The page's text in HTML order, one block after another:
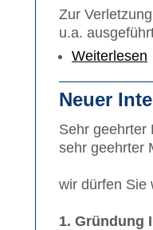
Zur
u.a.
Weiterlesen
Neuer
Sehr geehrter
sehr geehrter
wir dürfen Sie
1. Gründung